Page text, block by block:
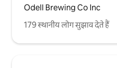
Odell Brewing Co Inc
179 स्थानीय लोग सुझाव देते हैं